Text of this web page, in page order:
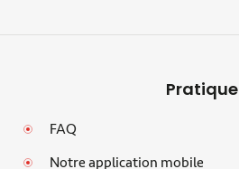
Pratique
FAQ
Notre application mobile